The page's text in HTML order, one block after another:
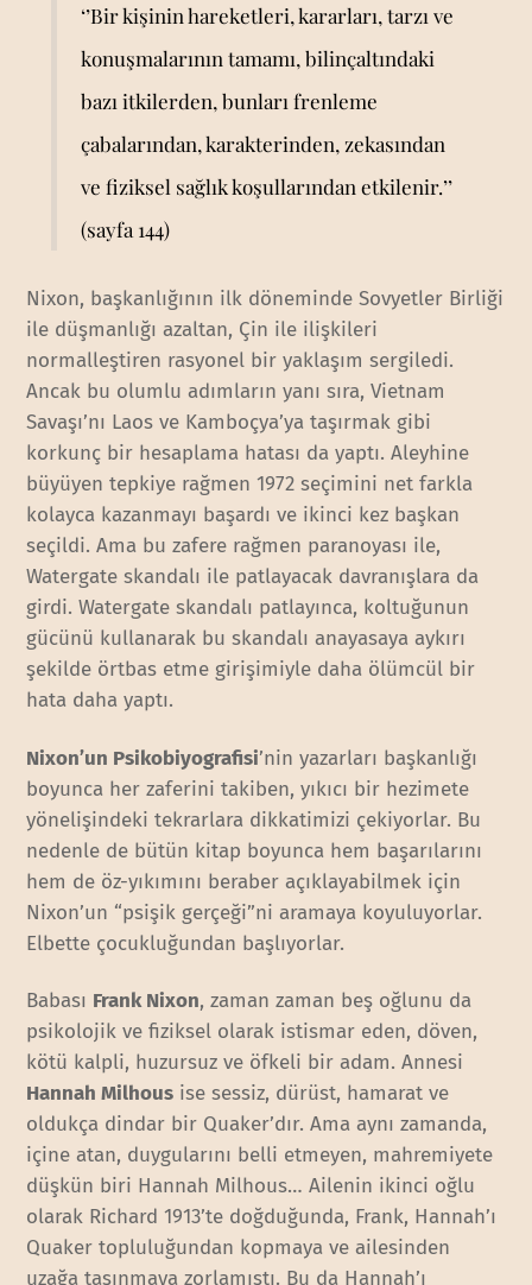
‘’Bir kişinin hareketleri, kararları, tarzı ve
konuşmalarının tamamı, bilinçaltındaki
bazı itkilerden, bunları frenleme
çabalarından, karakterinden, zekasından
ve fiziksel sağlık koşullarından etkilenir.’’
(sayfa 144)
Nixon, başkanlığının ilk döneminde Sovyetler Birliği
ile düşmanlığı azaltan, Çin ile ilişkileri
normalleştiren rasyonel bir yaklaşım sergiledi.
Ancak bu olumlu adımların yanı sıra, Vietnam
Savaşı’nı Laos ve Kamboçya’ya taşırmak gibi
korkunç bir hesaplama hatası da yaptı. Aleyhine
büyüyen tepkiye rağmen 1972 seçimini net farkla
kolayca kazanmayı başardı ve ikinci kez başkan
seçildi. Ama bu zafere rağmen paranoyası ile,
Watergate skandalı ile patlayacak davranışlara da
girdi. Watergate skandalı patlayınca, koltuğunun
gücünü kullanarak bu skandalı anayasaya aykırı
şekilde örtbas etme girişimiyle daha ölümcül bir
hata daha yaptı.
Nixon’un Psikobiyografisi’nin yazarları başkanlığı
boyunca her zaferini takiben, yıkıcı bir hezimete
yönelişindeki tekrarlara dikkatimizi çekiyorlar. Bu
nedenle de bütün kitap boyunca hem başarılarını
hem de öz-yıkımını beraber açıklayabilmek için
Nixon’un “psişik gerçeği”ni aramaya koyuluyorlar.
Elbette çocukluğundan başlıyorlar.
Babası Frank Nixon, zaman zaman beş oğlunu da
psikolojik ve fiziksel olarak istismar eden, döven,
kötü kalpli, huzursuz ve öfkeli bir adam. Annesi
Hannah Milhous ise sessiz, dürüst, hamarat ve
oldukça dindar bir Quaker’dır. Ama aynı zamanda,
içine atan, duygularını belli etmeyen, mahremiyete
düşkün biri Hannah Milhous… Ailenin ikinci oğlu
olarak Richard 1913’te doğduğunda, Frank, Hannah’ı
Quaker topluluğundan kopmaya ve ailesinden
uzağa taşınmaya zorlamıştı. Bu da Hannah’ı